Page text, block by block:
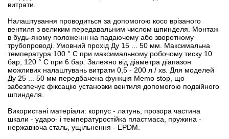
витрати.
Налаштування проводиться за допомогою косо врізаного
вентиля з великим передавальним числом шпинделя. Монтаж
в будь-якому положенні на падаючому або зворотному
трубопроводі. Умовний прохід Ду 15 ... 50 мм. Максимальна
температура 100 ° С при максимальному робочому тиску 10
бар, 120 ° С при 6 бар. Залежно від діаметра діапазон
можливих налаштувань витрати 0,5 - 200 л / хв. Для моделей
Ду 25 ... 50 мм передбачена функція Memo stop, що
забезпечує фіксацію установки вентиля допомогою подвійного
шпинделя.
Використані матеріали: корпус - латунь, прозора частина
шкали - ударо- і температуростійка пластмаса, пружина -
нержавіюча сталь, ущільнення - EPDM.